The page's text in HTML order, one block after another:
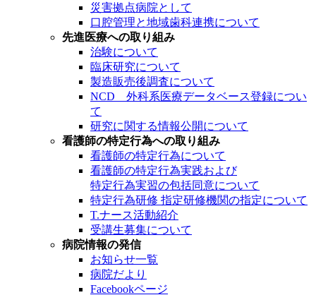
災害拠点病院として
口腔管理と地域歯科連携について
先進医療への取り組み
治験について
臨床研究について
製造販売後調査について
NCD 外科系医療データベース登録につい
て
研究に関する情報公開について
看護師の特定行為への取り組み
看護師の特定行為について
看護師の特定行為実践および
特定行為実習の包括同意について
特定行為研修 指定研修機関の指定について
T.ナース活動紹介
受講生募集について
病院情報の発信
お知らせ一覧
病院だより
Facebookページ